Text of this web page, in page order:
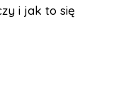
i jak to się